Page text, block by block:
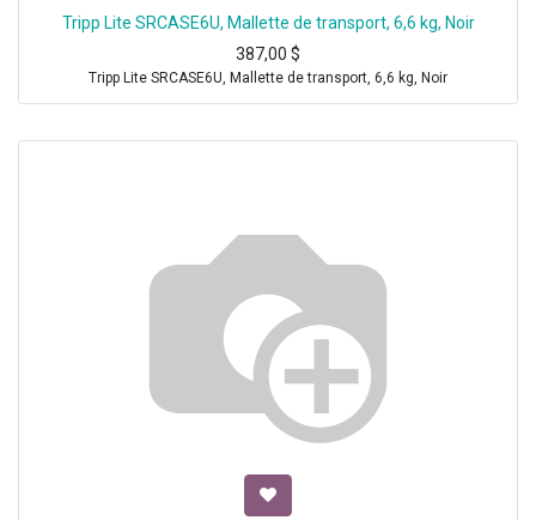
Tripp Lite SRCASE6U, Mallette de transport, 6,6 kg, Noir
387,00 $
Tripp Lite SRCASE6U, Mallette de transport, 6,6 kg, Noir